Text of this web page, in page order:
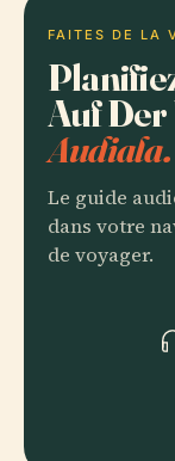
FAITES DE LA
Auf
Audiala.
Le guide
dans votre
de voyager.